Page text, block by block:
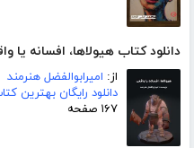
دانلود کتاب هیولاها، افسانه یا
از: امیرابوالفضل هنرمند
دانلود رایگان بهترین
۱۶۷ صفحه